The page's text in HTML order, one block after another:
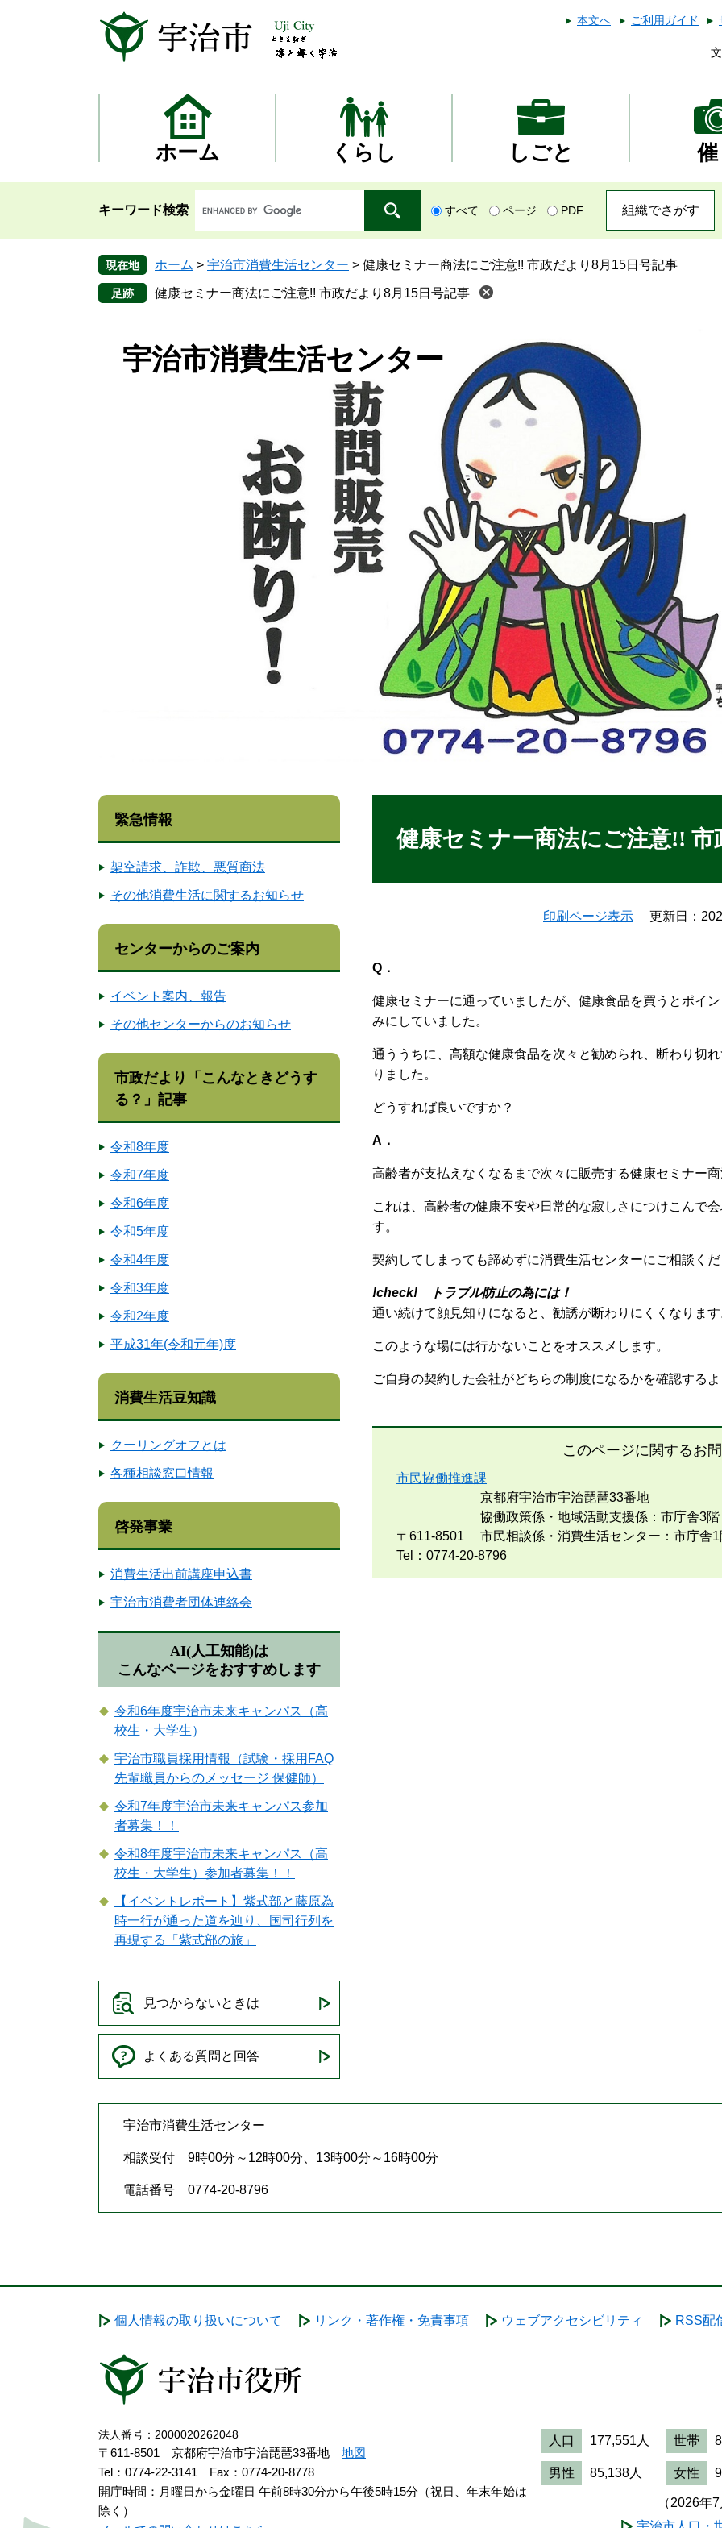
本
本文へ ご利用ガイド
ホーム くらし しごと 催
キーワード検索 すべて ページ PDF 組織でさがす
現在地 ホーム > 宇治市消費生活センター > 健康セミナー商法にご注意!! 市政だより8月15日号記事
健康セミナー商法にご注意!! 市政だより8月15日号記事
宇治市消費生活センター
健康セミナー商法にご注意!! 市
印刷ページ表示 更新日：
Q．
健康セミナーに通っていましたが、健康食品を買うとポイ
みにしていました。
通ううちに、高額な健康食品を次々と勧められ、断わり切
りました。
どうすれば良いですか？
A．
高齢者が支払えなくなるまで次々に販売する健康セミナー商
これは、高齢者の健康不安や日常的な寂しさにつけこんで
す。
契約してしまっても諦めずに消費生活センターにご相談く
!check! トラブル防止の為には！
通い続けて顔見知りになると、勧誘が断わりにくくなります
このような場には行かないことをオススメします。​
ご自身の契約した会社がどちらの制度になるかを確認するよ
このページに関するお
市民協働推進課
〒611-8501
京都府宇治市宇治琵琶33番地
協働政策係・地域活動支援係：市庁舎3階
市民相談係・消費生活センター：市庁舎1
Tel：0774-20-8796
緊急情報
架空請求、詐欺、悪質商法
その他消費生活に関するお知らせ
センターからのご案内
イベント案内、報告
その他センターからのお知らせ
市政だより「こんなときどうす
る？」記事
令和8年度
令和7年度
令和6年度
令和5年度
令和4年度
令和3年度
令和2年度
平成31年(令和元年)度
消費生活豆知識
クーリングオフとは
各種相談窓口情報
啓発事業
消費生活出前講座申込書
宇治市消費者団体連絡会
AI(人工知能)は
こんなページをおすすめします
令和6年度宇治市未来キャンパス（高
校生・大学生）
宇治市職員採用情報（試験・採用FAQ
先輩職員からのメッセージ 保健師）
令和7年度宇治市未来キャンパス参加
者募集！！
令和8年度宇治市未来キャンパス（高
校生・大学生）参加者募集！！
【イベントレポート】紫式部と藤原為
時一行が通った道を辿り、国司行列を
再現する「紫式部の旅」
見つからないときは
よくある質問と回答
宇治市消費生活センター
相談受付 9時00分～12時00分、13時00分～16時00分
電話番号 0774-20-8796
個人情報の取り扱いについて リンク・著作権・免責事項 ウェブアクセシビリティ RSS配
法人番号：2000020262048
〒611-8501 京都府宇治市宇治琵琶33番地 地図
Tel：0774-22-3141
Fax：0774-20-8778
開庁時間：月曜日から金曜日 午前8時30分から午後5時15分（祝日、年末年始は
除く）
人口 177,551人 世帯
男性 85,138人 女性
（2026年